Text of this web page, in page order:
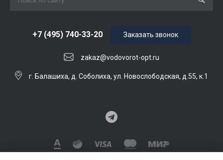
+7 (495) 740-33-20
zakaz@vodovorot-opt.ru
Заказать звонок
г. Балашиха, д. Соболиха, ул. Новослободская, д.55, к.1